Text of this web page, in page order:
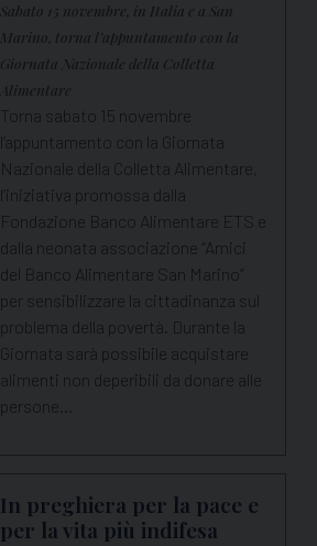
Sabato 15 novembre, in Italia e a San
Marino, torna l’appuntamento con la
Giornata Nazionale della Colletta
Alimentare
Torna sabato 15 novembre
l’appuntamento con la Giornata
Nazionale della Colletta Alimentare,
l’iniziativa promossa dalla
Fondazione Banco Alimentare ETS e
dalla neonata associazione “Amici
del Banco Alimentare San Marino”
per sensibilizzare la cittadinanza sul
problema della povertà. Durante la
Giornata sarà possibile acquistare
alimenti non deperibili da donare alle
persone…
In preghiera per la pace e
per la vita più indifesa